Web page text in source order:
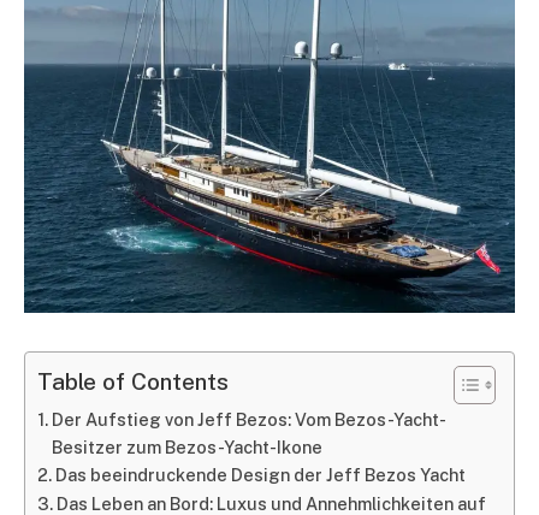
Table of Contents
Der Aufstieg von Jeff Bezos: Vom Bezos-Yacht-
Besitzer zum Bezos-Yacht-Ikone
Das beeindruckende Design der Jeff Bezos Yacht
Das Leben an Bord: Luxus und Annehmlichkeiten auf